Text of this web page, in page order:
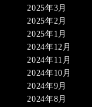
2025年3月
2025年2月
2025年1月
2024年12月
2024年11月
2024年10月
2024年9月
2024年8月